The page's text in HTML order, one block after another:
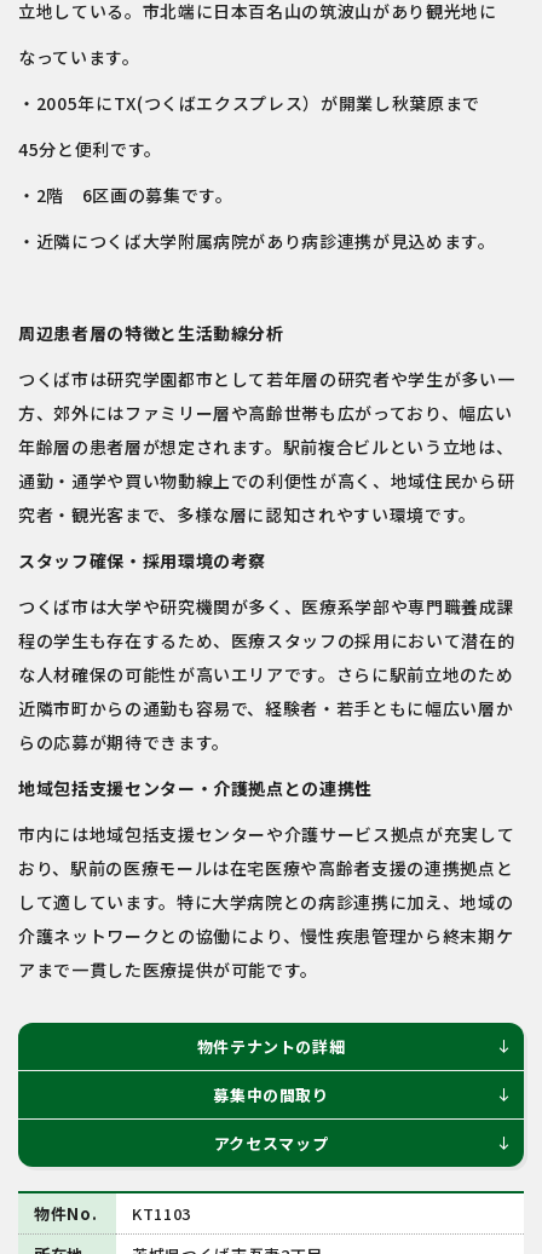
立地している。市北端に日本百名山の筑波山があり観光地に
なっています。
・2005年にTX(つくばエクスプレス）が開業し秋葉原まで
45分と便利です。
・2階 6区画の募集です。
・近隣につくば大学附属病院があり病診連携が見込めます。
周辺患者層の特徴と生活動線分析
つくば市は研究学園都市として若年層の研究者や学生が多い一
方、郊外にはファミリー層や高齢世帯も広がっており、幅広い
年齢層の患者層が想定されます。駅前複合ビルという立地は、
通勤・通学や買い物動線上での利便性が高く、地域住民から研
究者・観光客まで、多様な層に認知されやすい環境です。
スタッフ確保・採用環境の考察
つくば市は大学や研究機関が多く、医療系学部や専門職養成課
程の学生も存在するため、医療スタッフの採用において潜在的
な人材確保の可能性が高いエリアです。さらに駅前立地のため
近隣市町からの通勤も容易で、経験者・若手ともに幅広い層か
らの応募が期待できます。
地域包括支援センター・介護拠点との連携性
市内には地域包括支援センターや介護サービス拠点が充実して
おり、駅前の医療モールは在宅医療や高齢者支援の連携拠点と
して適しています。特に大学病院との病診連携に加え、地域の
介護ネットワークとの協働により、慢性疾患管理から終末期ケ
アまで一貫した医療提供が可能です。
物件テナントの詳細 south
募集中の間取り south
アクセスマップ south
物件No.
KT1103